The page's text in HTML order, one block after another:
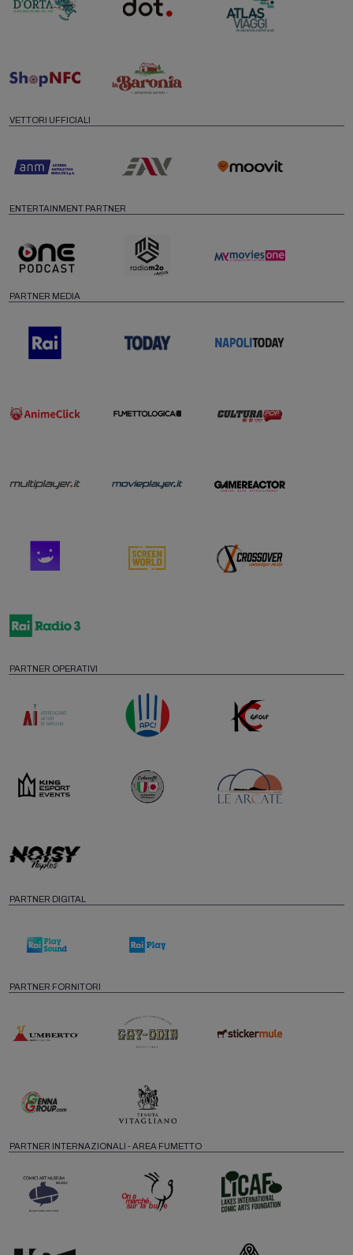
VETTORI UFFICIALI
ENTERTAINMENT PARTNER
PARTNER MEDIA
PARTNER OPERATIVI
PARTNER DIGITAL
PARTNER FORNITORI
PARTNER INTERNAZIONALI - AREA FUMETTO